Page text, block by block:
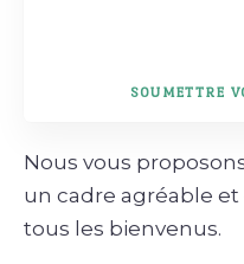
SOUMETTRE
Nous vous
un cadre agréable
tous les bienvenus.